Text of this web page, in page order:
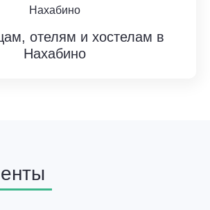
отелям и хостелам в
Нахабино